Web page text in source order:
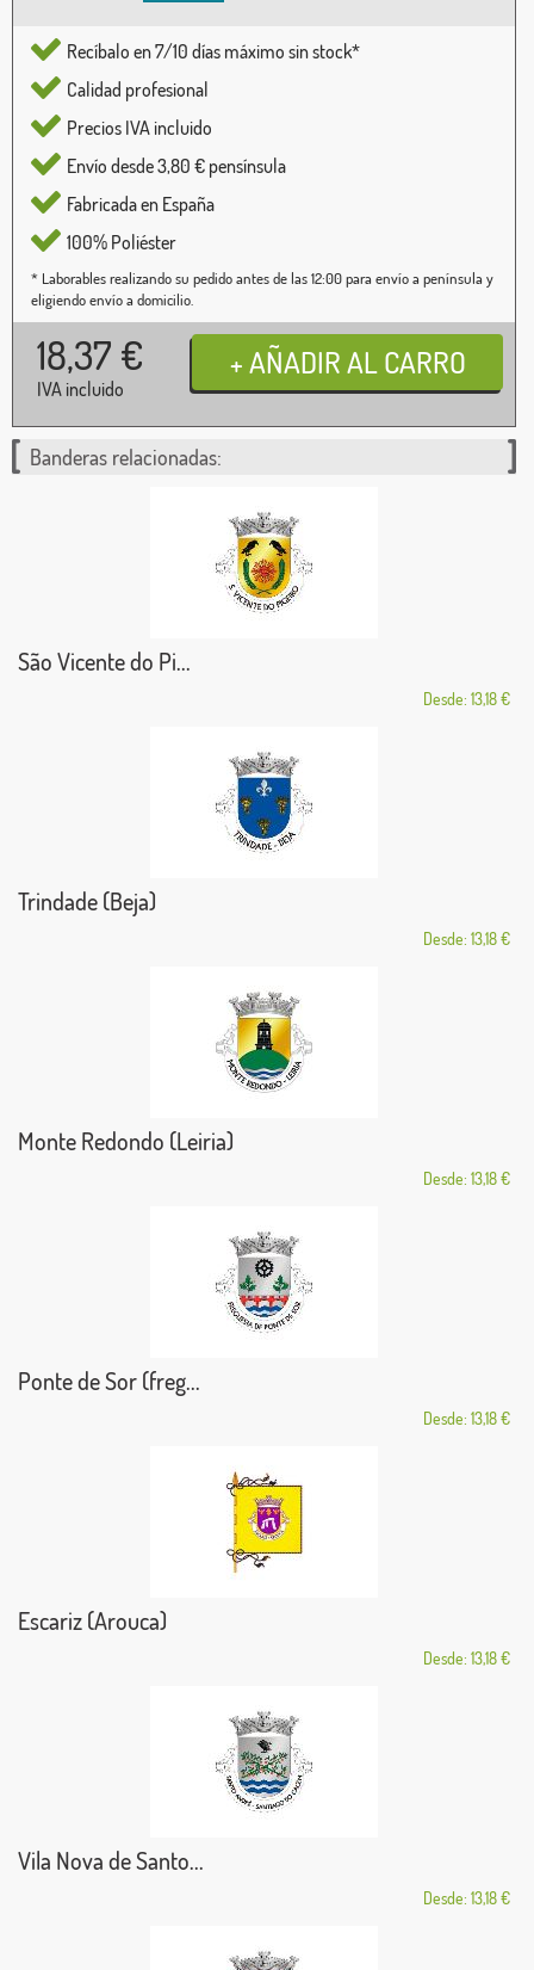
Recíbalo en 7/10 días máximo sin stock*
Calidad profesional
Precios IVA incluido
Envío desde 3,80 € pensínsula
Fabricada en España
100% Poliéster
* Laborables realizando su pedido antes de las 12:00 para envío a península y
eligiendo envío a domicilio.
18,37 €
IVA incluido
Banderas relacionadas:
São Vicente do Pi...
Desde: 13,18 €
Trindade (Beja)
Desde: 13,18 €
Monte Redondo (Leiria)
Desde: 13,18 €
Ponte de Sor (freg...
Desde: 13,18 €
Escariz (Arouca)
Desde: 13,18 €
Vila Nova de Santo...
Desde: 13,18 €